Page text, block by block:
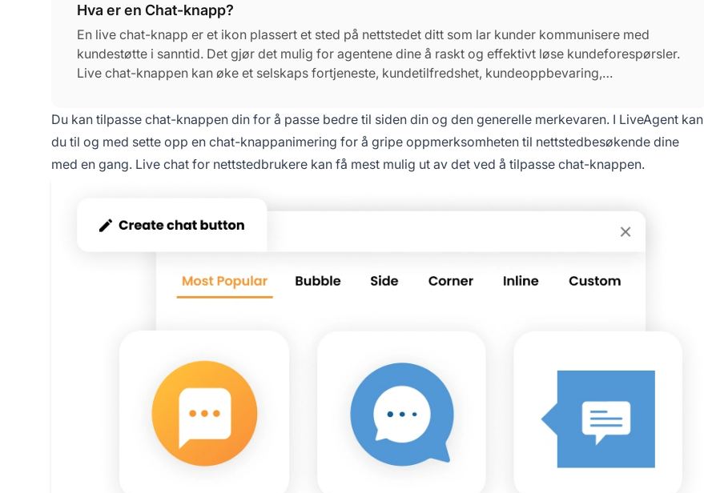
Hva er en Chat-knapp?
En live chat-knapp er et ikon plassert et sted på nettstedet ditt som lar kunder kommunisere med
kundestøtte i sanntid. Det gjør det mulig for agentene dine å raskt og effektivt løse kundeforespørsler.
Live chat-knappen kan øke et selskaps fortjeneste, kundetilfredshet, kundeoppbevaring,
Du kan tilpasse chat-knappen din for å passe bedre til siden din og den generelle merkevaren. I LiveAgent kan
du til og med sette opp en chat-knappanimering for å gripe oppmerksomheten til nettstedbesøkende dine
med en gang. Live chat for nettstedbrukere kan få mest mulig ut av det ved å tilpasse chat-knappen.